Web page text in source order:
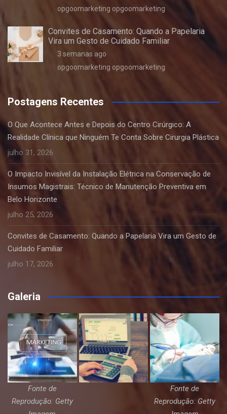
opgoomarketing opgoomarketing
Convites de Casamento: Quando a Papelaria
Vira um Gesto de Cuidado Familiar
3 semanas ago
opgoomarketing opgoomarketing
Postagens Recentes
O Que Acontece Antes e Depois do Centro Cirúrgico: A
Realidade Clínica que Ninguém Te Conta Sobre Cirurgia Plástica
julho 31, 2026
O Impacto Invisível da Instalação Elétrica na Conservação de
Insumos Magistrais: Técnico de Manutenção Preventiva em
Belo Horizonte
julho 25, 2026
Convites de Casamento: Quando a Papelaria Vira um Gesto de
Cuidado Familiar
julho 17, 2026
Galeria
Fonte de
Reprodução: Getty
Fonte de
Reprodução: Getty